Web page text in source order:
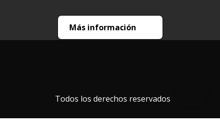
Más información
Todos los derechos reservados